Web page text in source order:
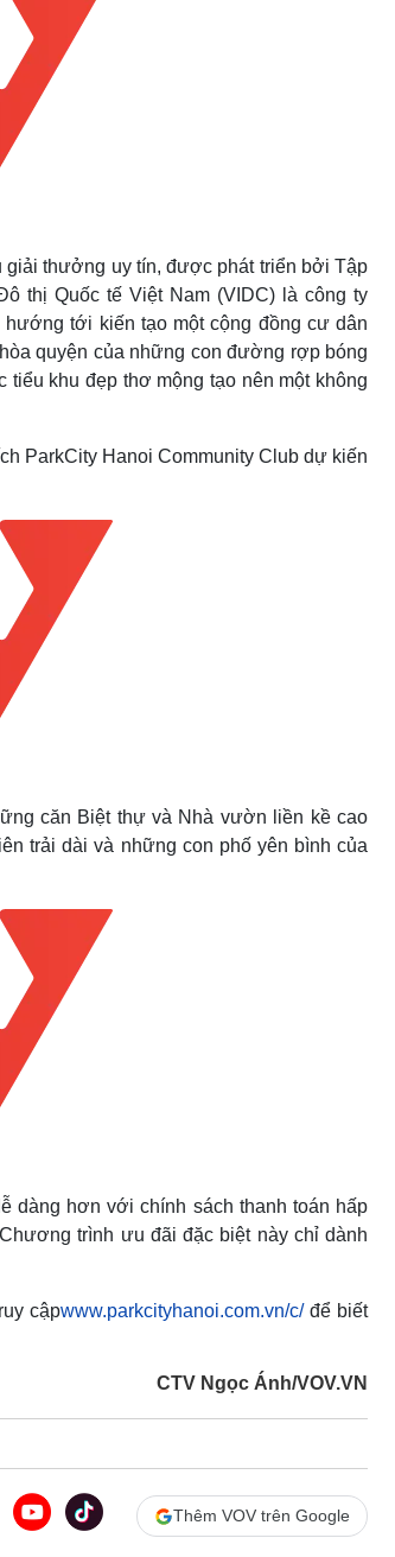
giải thưởng uy tín, được phát triển bởi Tập
thị Quốc tế Việt Nam (VIDC) là công ty
tới kiến tạo một cộng đồng cư dân
quyện của những con đường rợp bóng
khu đẹp thơ mộng tạo nên một không
ParkCity Hanoi Community Club dự kiến
căn Biệt thự và Nhà vườn liền kề cao
trải dài và những con phố yên bình của
dàng hơn với chính sách thanh toán hấp
trình ưu đãi đặc biệt này chỉ dành
cậpwww.parkcityhanoi.com.vn/c/để biết
CTV Ngọc Ánh/VOV.VN
Thêm VOV trên Google